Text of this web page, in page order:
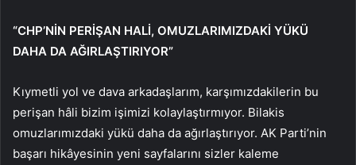
“CHP’NİN PERİŞAN HALİ, OMUZLARIMIZDAKİ YÜKÜ
DAHA DA AĞIRLAŞTIRIYOR”
Kıymetli yol ve dava arkadaşlarım, karşımızdakilerin bu
perişan hâli bizim işimizi kolaylaştırmıyor. Bilakis
omuzlarımızdaki yükü daha da ağırlaştırıyor. AK Parti’nin
başarı hikâyesinin yeni sayfalarını sizler kaleme